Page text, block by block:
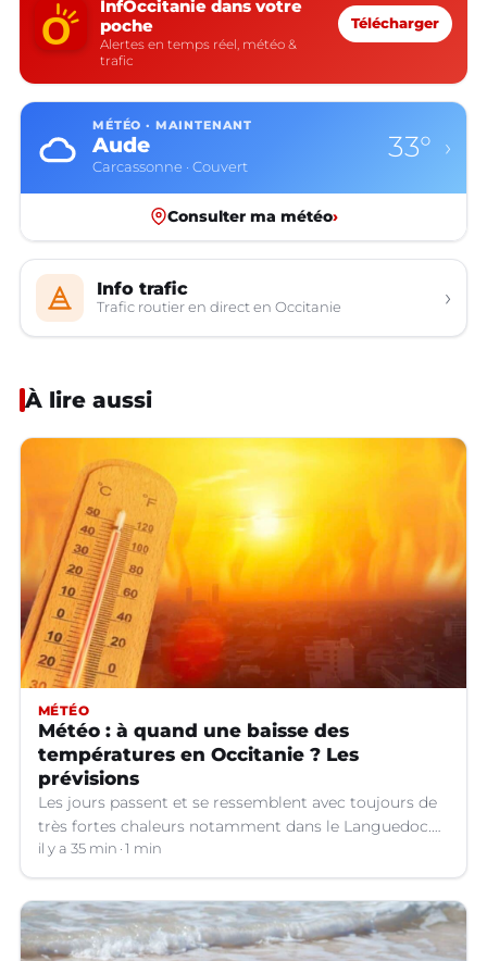
InfOccitanie dans votre
poche
Alertes en temps réel, météo &
trafic
Télécharger
MÉTÉO · MAINTENANT
Aude
Carcassonne · Couvert
33° ›
Consulter ma météo›
Info trafic
Trafic routier en direct en Occitanie ›
À lire aussi
MÉTÉO
Météo : à quand une baisse des
températures en Occitanie ? Les
prévisions
Les jours passent et se ressemblent avec toujours de
très fortes chaleurs notamment dans le Languedoc.
Jusqu’à quand ?
il y a 35 min 1 min